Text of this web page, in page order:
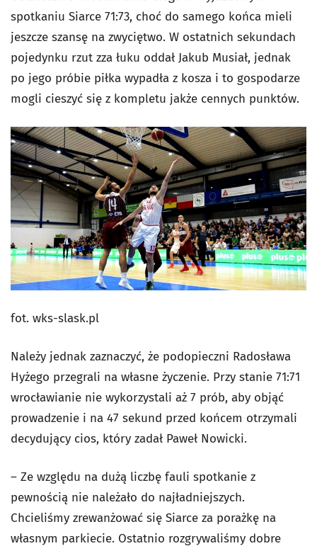
spotkaniu Siarce 71:73, choć do samego końca mieli
jeszcze szansę na zwyciętwo. W ostatnich sekundach
pojedynku rzut zza łuku oddał Jakub Musiał, jednak
po jego próbie piłka wypadła z kosza i to gospodarze
mogli cieszyć się z kompletu jakże cennych punktów.
fot. wks-slask.pl
Należy jednak zaznaczyć, że podopieczni Radosława
Hyżego przegrali na własne życzenie. Przy stanie 71:71
wrocławianie nie wykorzystali aż 7 prób, aby objąć
prowadzenie i na 47 sekund przed końcem otrzymali
decydujący cios, który zadał Paweł Nowicki.
– Ze względu na dużą liczbę fauli spotkanie z
pewnością nie należało do najładniejszych.
Chcieliśmy zrewanżować się Siarce za porażkę na
własnym parkiecie. Ostatnio rozgrywaliśmy dobre